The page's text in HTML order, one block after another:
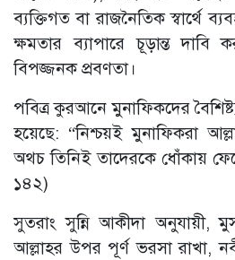
ব্যক্তিগত বা রাজনৈতিক স্বার্থে
ক্ষমতার ব্যাপারে চূড়ান্ত দাবি
বিপজ্জনক প্রবণতা।
পবিত্র কুরআনে মুনাফিকদের
হয়েছে: “নিশ্চয়ই মুনাফিকরা
অথচ তিনিই তাদেরকে ধোঁকায়
১৪২)
সুতরাং সুন্নি আকীদা অনুযায়ী,
আল্লাহর উপর পূর্ণ ভরসা রাখা,